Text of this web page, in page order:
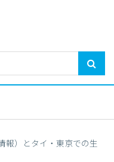
報）とタイ・東京での生